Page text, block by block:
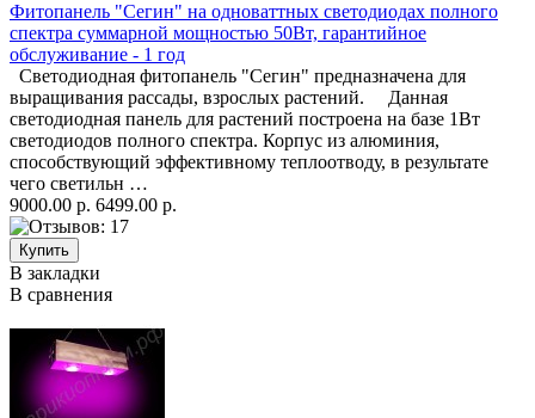
Фитопанель "Сегин" на одноваттных светодиодах полного
спектра суммарной мощностью 50Вт, гарантийное
обслуживание - 1 год
Светодиодная фитопанель "Сегин" предназначена для
выращивания рассады, взрослых растений. Данная
светодиодная панель для растений построена на базе 1Вт
светодиодов полного спектра. Корпус из алюминия,
способствующий эффективному теплоотводу, в результате
чего светильн …
9000.00 р. 6499.00 р.
В закладки
В сравнения